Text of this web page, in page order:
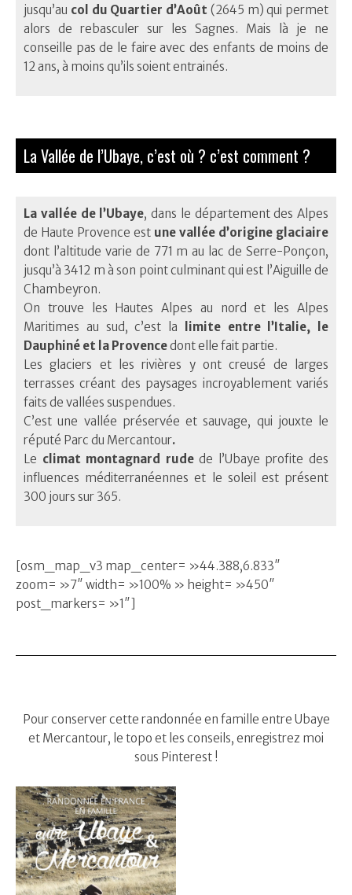
jusqu’au col du Quartier d’Août (2645 m) qui permet
alors de rebasculer sur les Sagnes. Mais là je ne
conseille pas de le faire avec des enfants de moins de
12 ans, à moins qu’ils soient entrainés.
La Vallée de l’Ubaye, c’est où ? c’est comment ?
La vallée de l’Ubaye, dans le département des Alpes
de Haute Provence est une vallée d’origine glaciaire
dont l’altitude varie de 771 m au lac de Serre-Ponçon,
jusqu’à 3412 m à son point culminant qui est l’Aiguille de
Chambeyron.
On trouve les Hautes Alpes au nord et les Alpes
Maritimes au sud, c’est la
limite entre l’Italie, le
Dauphiné et la Provencedont elle fait partie.
Les glaciers et les rivières y ont creusé de larges
terrasses créant des paysages incroyablement variés
faits de vallées suspendues.
C’est une vallée préservée et sauvage, qui jouxte le
réputé Parc du Mercantour.
Le climat montagnard rudede l’Ubaye profite des
influences méditerranéennes et le soleil est présent
300 jours sur 365.
[osm_map_v3 map_center= »44.388,6.833″
zoom= »7″ width= »100% » height= »450″
post_markers= »1″]
Pour conserver cette randonnée en famille entre Ubaye
et Mercantour, le topo et les conseils, enregistrez moi
sous Pinterest !